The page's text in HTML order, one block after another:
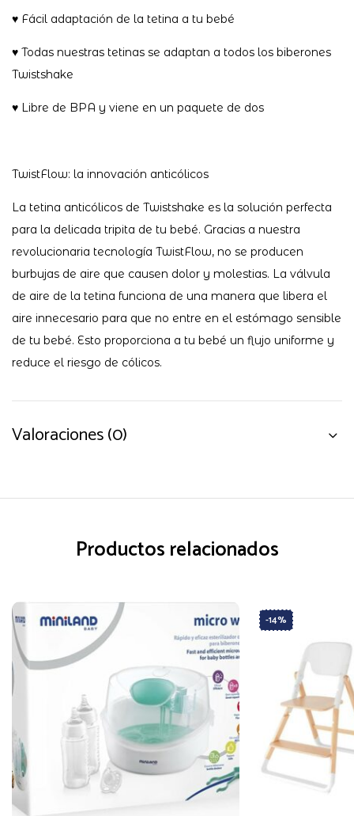
♥︎ Fácil adaptación de la tetina a tu bebé
♥︎ Todas nuestras tetinas se adaptan a todos los biberones
Twistshake
♥︎ Libre de BPA y viene en un paquete de dos
TwistFlow: la innovación anticólicos
La tetina anticólicos de Twistshake es la solución perfecta
para la delicada tripita de tu bebé. Gracias a nuestra
revolucionaria tecnología TwistFlow, no se producen
burbujas de aire que causen dolor y molestias. La válvula
de aire de la tetina funciona de una manera que libera el
aire innecesario para que no entre en el estómago sensible
de tu bebé. Esto proporciona a tu bebé un flujo uniforme y
reduce el riesgo de cólicos.
Valoraciones (0)
Productos relacionados
-14%